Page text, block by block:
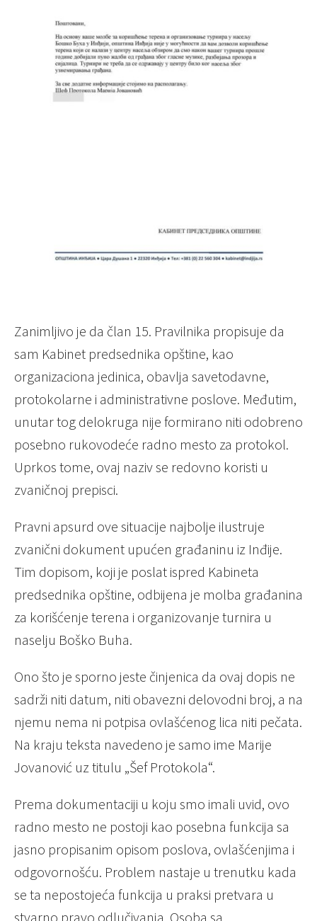
Zanimljivo je da član 15. Pravilnika propisuje da
sam Kabinet predsednika opštine, kao
organizaciona jedinica, obavlja savetodavne,
protokolarne i administrativne poslove. Međutim,
unutar tog delokruga nije formirano niti odobreno
posebno rukovodeće radno mesto za protokol.
Uprkos tome, ovaj naziv se redovno koristi u
zvaničnoj prepisci.
Pravni apsurd ove situacije najbolje ilustruje
zvanični dokument upućen građaninu iz Inđije.
Tim dopisom, koji je poslat ispred Kabineta
predsednika opštine, odbijena je molba građanina
za korišćenje terena i organizovanje turnira u
naselju Boško Buha.
Ono što je sporno jeste činjenica da ovaj dopis ne
sadrži niti datum, niti obavezni delovodni broj, a na
njemu nema ni potpisa ovlašćenog lica niti pečata.
Na kraju teksta navedeno je samo ime Marije
Jovanović uz titulu „Šef Protokola“.
Prema dokumentaciji u koju smo imali uvid, ovo
radno mesto ne postoji kao posebna funkcija sa
jasno propisanim opisom poslova, ovlašćenjima i
odgovornošću. Problem nastaje u trenutku kada
se ta nepostojeća funkcija u praksi pretvara u
stvarno pravo odlučivanja. Osoba sa